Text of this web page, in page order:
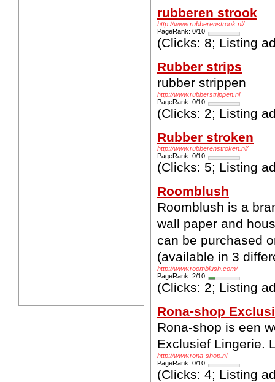
rubberen strook
http://www.rubberenstrook.nl/
PageRank: 0/10
(Clicks: 8; Listing
Rubber strips
rubber strippen
http://www.rubberstrippen.nl
PageRank: 0/10
(Clicks: 2; Listing
Rubber stroken
http://www.rubberenstroken.nl/
PageRank: 0/10
(Clicks: 5; Listing
Roomblush
Roomblush is a
wall paper and
can be purchased
(available in 3
http://www.roomblush.com/
PageRank: 2/10
(Clicks: 2; Listing
Rona-shop
Rona-shop is een
Exclusief Lingerie.
http://www.rona-shop.nl
PageRank: 0/10
(Clicks: 4; Listing